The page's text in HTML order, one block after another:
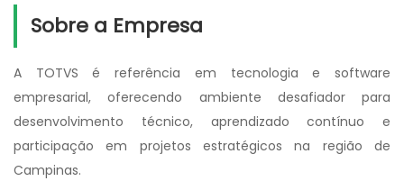
Sobre a Empresa
A TOTVS é referência em tecnologia e software
empresarial, oferecendo ambiente desafiador para
desenvolvimento técnico, aprendizado contínuo e
participação em projetos estratégicos na região de
Campinas.